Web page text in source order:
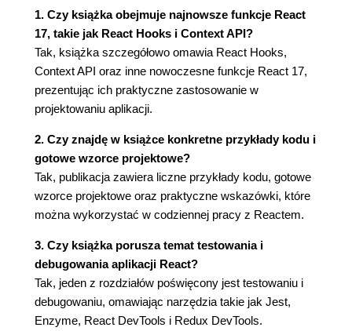
Funkcje pierwszoklasowe
Czystość
Niezmienność
Rozwijanie funkcji
Kompozycja
Programowanie funkcyjne i interfejsy
użytkownika
Podsumowanie
Część II. Działanie biblioteki React
Rozdział 3. React Hooks
Wprowadzanie do dodatku React Hooks
Bez przełomowych zmian
Zastosowanie funkcji Hook useState
Reguły funkcji Hook
Migracja komponentu klasowego pod kątem
1. Czy książka obejmuje najnowsze funkcje React
17, takie jak React Hooks i Context API?
Tak, książka szczegółowo omawia React Hooks,
Context API oraz inne nowoczesne funkcje React 17,
prezentując ich praktyczne zastosowanie w
projektowaniu aplikacji.
2. Czy znajdę w książce konkretne przykłady kodu i
gotowe wzorce projektowe?
Tak, publikacja zawiera liczne przykłady kodu, gotowe
wzorce projektowe oraz praktyczne wskazówki, które
można wykorzystać w codziennej pracy z Reactem.
3. Czy książka porusza temat testowania i
debugowania aplikacji React?
Tak, jeden z rozdziałów poświęcony jest testowaniu i
debugowaniu, omawiając narzędzia takie jak Jest,
Enzyme, React DevTools i Redux DevTools.